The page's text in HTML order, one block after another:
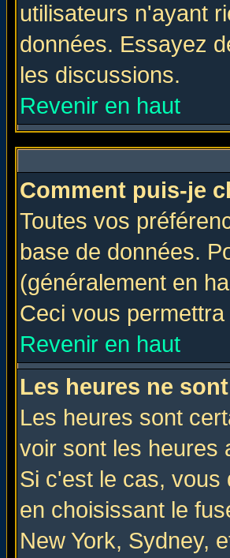
utilisateurs n'ayant
données. Essayez
les discussions.
Revenir en haut
Comment puis-je
Toutes vos
base de données.
(généralement en
Ceci vous
Revenir en haut
Les heures ne
Les heures sont
voir sont les heures
Si c'est le cas,
en choisissant le
New York, Sydney,